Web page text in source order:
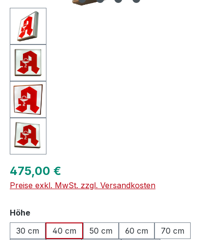
Regulärer Preis:
475,00 €
Preise exkl. MwSt. zzgl. Versandkosten
Höheauswählen
30 cm
40 cm 50 cm 60 cm
70 cm